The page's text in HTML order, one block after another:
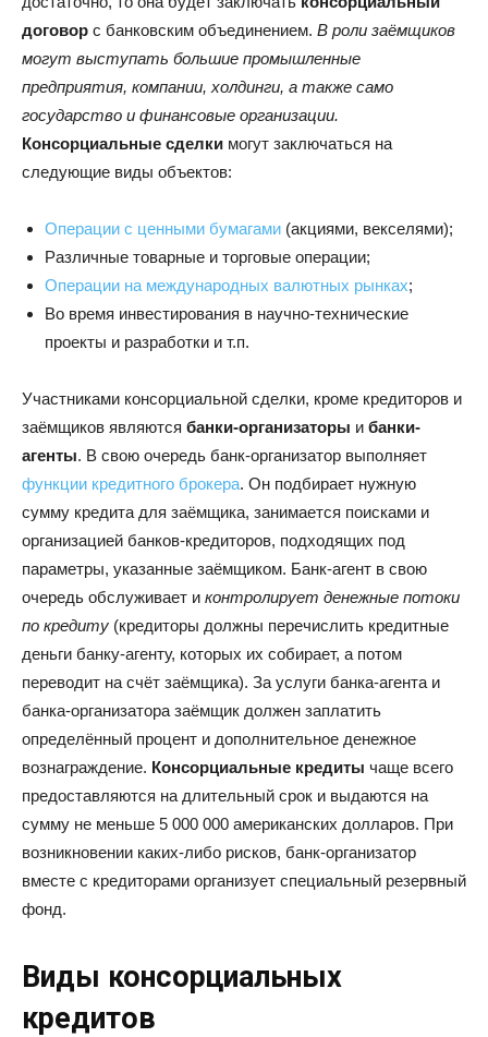
договор с банковским объединением. В роли заёмщиков
могут выступать большие промышленные
предприятия, компании, холдинги, а также само
государство и финансовые организации.
Консорциальные сделки могут заключаться на
следующие виды объектов:
Операции с ценными бумагами (акциями, векселями);
Различные товарные и торговые операции;
Операции на международных валютных рынках;
Во время инвестирования в научно-технические
проекты и разработки и т.п.
Участниками консорциальной сделки, кроме кредиторов и
заёмщиков являются банки-организаторы и банки-
агенты. В свою очередь банк-организатор выполняет
функции кредитного брокера. Он подбирает нужную
сумму кредита для заёмщика, занимается поисками и
организацией банков-кредиторов, подходящих под
параметры, указанные заёмщиком. Банк-агент в свою
очередь обслуживает и контролирует денежные потоки
по кредиту (кредиторы должны перечислить кредитные
деньги банку-агенту, которых их собирает, а потом
переводит на счёт заёмщика). За услуги банка-агента и
банка-организатора заёмщик должен заплатить
определённый процент и дополнительное денежное
вознаграждение. Консорциальные кредиты чаще всего
предоставляются на длительный срок и выдаются на
сумму не меньше 5 000 000 американских долларов. При
возникновении каких-либо рисков, банк-организатор
вместе с кредиторами организует специальный резервный
фонд.
Виды консорциальных
кредитов